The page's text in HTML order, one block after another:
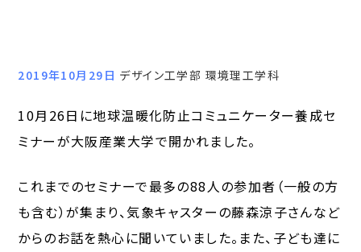
2019年10月29日 デザイン工学部 環境理工学科
10月26日に地球温暖化防止コミュニケーター養成セ
ミナーが大阪産業大学で開かれました。
これまでのセミナーで最多の88人の参加者（一般の方
も含む）が集まり、気象キャスターの藤森涼子さんなど
からのお話を熱心に聞いていました。また、子ども達に